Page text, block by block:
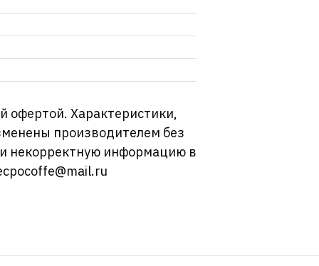
офертой. Характеристики,
производителем без
некорректную информацию в